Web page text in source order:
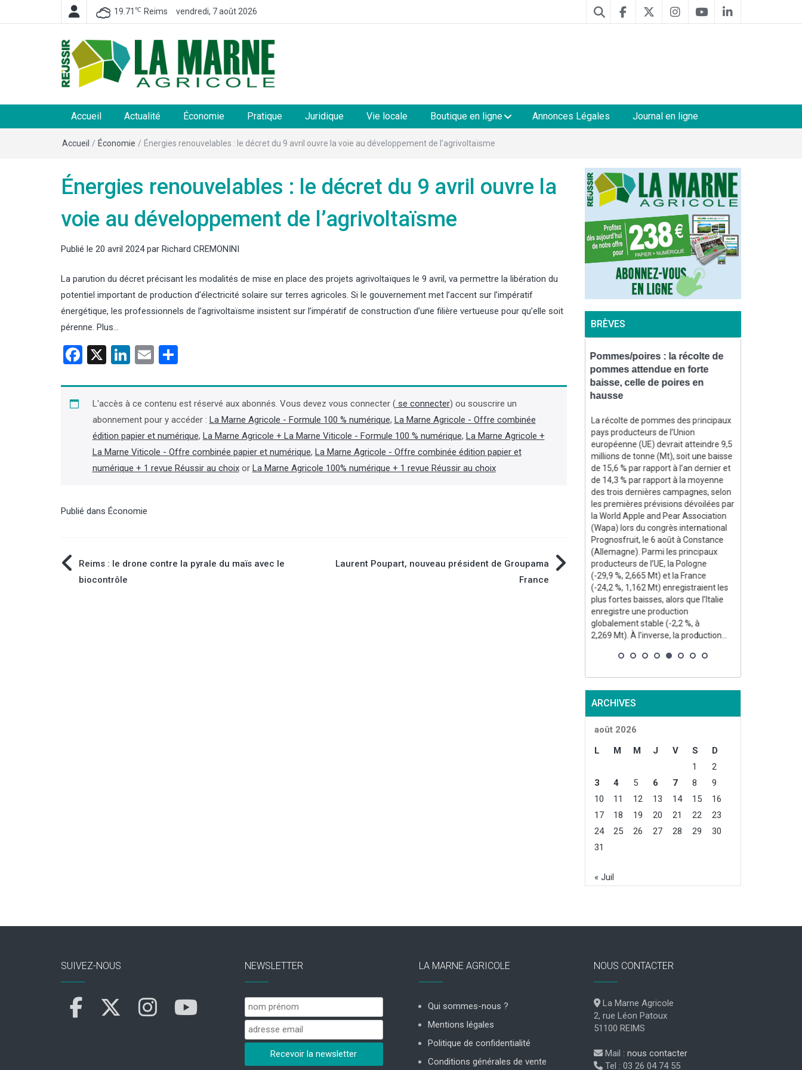
19.71 ℃ Reims vendredi, 7 août 2026
La Marne Agricole
et rurales
Accueil Actualité Économie Pratique Juridique Vie locale Boutique en ligne Annonces Légales Journal en ligne
Accueil / Économie / Énergies renouvelables : le décret du 9 avril ouvre la voie au développement de l’agrivoltaïsme
Énergies renouvelables : le décret du 9 avril ouvre la
voie au développement de l’agrivoltaïsme
Publié le 20 avril 2024par Richard CREMONINI
La parution du décret précisant les modalités de mise en place des projets agrivoltaïques le 9 avril, va permettre la libération du
potentiel important de production d’électricité solaire sur terres agricoles. Si le gouvernement met l’accent sur l’impératif
énergétique, les professionnels de l’agrivoltaïsme insistent sur l’impératif de construction d’une filière vertueuse pour qu’elle soit
pérenne. Plus…
Facebook
X LinkedIn
Email
L'accès à ce contenu est réservé aux abonnés. Vous devez vous connecter (se connecter) ou souscrire un
abonnement pour y accéder : La Marne Agricole - Formule 100 % numérique, La Marne Agricole - Offre combinée
édition papier et numérique, La Marne Agricole + La Marne Viticole - Formule 100 % numérique, La Marne Agricole +
La Marne Viticole - Offre combinée papier et numérique, La Marne Agricole - Offre combinée édition papier et
numérique + 1 revue Réussir au choixor La Marne Agricole 100% numérique + 1 revue Réussir au choix
Publié dans Économie
Navigation
Reims : le drone contre la pyrale du maïs avec le
biocontrôle
Laurent Poupart, nouveau président de Groupama
France
BRÈVES
d’agriculture : décès
du Finistère (2001-2019)
décédé le 4 août, à 66 ans,
Contrôles : les inspecteurs de
En vertu d’un décret paru au Journal
officiel le 31 juillet, les inspecteurs de
disposer d’une caméra piéton afin de
« procéder à un enregistrement
suite dans l'Agra Fil)
La maison de champagne Maison
Pommery, fortement endettée, a
annoncé le 5 août que les
négociations exclusives avec le
fabricant allemand de vin mousseux
Henkell n'ont pas abouti, mais qu'un
La Russie a visé un vraquier battant
pavillon de la Guinée-Bissau, chargé
de blé ukrainien en mer Noire, dans un
contexte où l’Ukraine et la Russie
poursuivent leurs campagnes de
frappes à longue portée, a annoncé le
Pommes/poires : la récolte de
pommes attendue en forte
baisse, celle de poires en
hausse
La récolte de pommes des principaux
pays producteurs de l’Union
européenne (UE) devrait atteindre 9,5
millions de tonne (Mt), soit une baisse
de 15,6 % par rapport à l’an dernier et
de 14,3 % par rapport à la moyenne
des trois dernières campagnes, selon
les premières prévisions dévoilées par
la World Apple and Pear Association
(Wapa) lors du congrès international
Prognosfruit, le 6 août à Constance
(Allemagne). Parmi les principaux
producteurs de l’UE, la Pologne
(-29,9 %, 2,665 Mt) et la France
(-24,2 %, 1,162 Mt) enregistraient les
plus fortes baisses, alors que l’Italie
enregistre une production
globalement stable (-2,2 %, à
2,269 Mt). À l'inverse, la production...
ARCHIVES
août 2026
L
M M J V S
D
1
2
3
4 5 6 7 8
9
10
11 12 13 14 15
16
17
18 19 20 21 22
23
24
25 26 27 28 29
30
31
« Juil
SUIVEZ-NOUS NEWSLETTER LA MARNE AGRICOLE
Qui sommes-nous ?
Mentions légales
Politique de confidentialité
Conditions générales de vente
NOUS CONTACTER
La Marne Agricole
2, rue Léon Patoux
51100 REIMS
Mail : nous contacter
Tel : 03 26 04 74 55